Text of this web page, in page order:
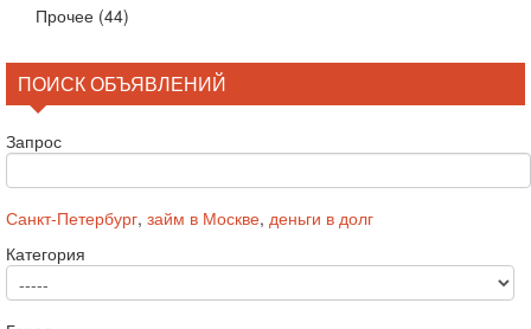
Прочее (44)
ПОИСК ОБЪЯВЛЕНИЙ
Запрос
Санкт-Петербург, займ в Москве, деньги в долг
Категория